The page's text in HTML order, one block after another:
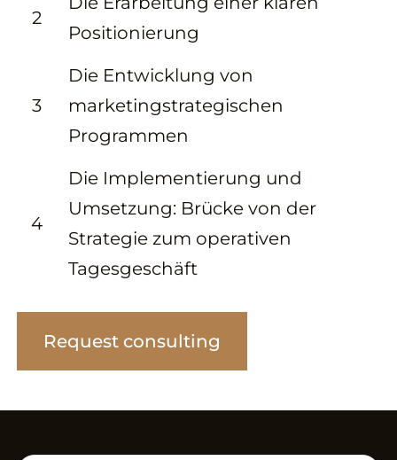
2
Positionierung
3
Die Entwicklung von
marketingstrategischen
Programmen
4
Die Implementierung und
Umsetzung: Brücke von der
Strategie zum operativen
Tagesgeschäft
Request consulting